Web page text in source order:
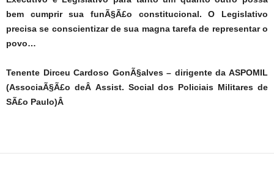
bem cumprir sua funÃ§Ã£o constitucional. O Legislativo
precisa se conscientizar de sua magna tarefa de representar o
povo…
Tenente Dirceu Cardoso GonÃ§alves – dirigente da ASPOMIL
(AssociaÃ§Ã£o deÂ Assist. Social dos Policiais Militares de
SÃ£o Paulo)Â